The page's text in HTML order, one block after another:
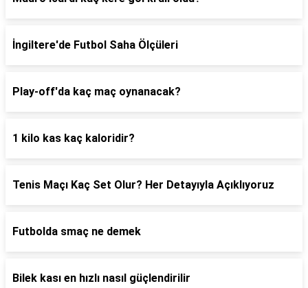
İngiltere'de Futbol Saha Ölçüleri
Play-off'da kaç maç oynanacak?
1 kilo kas kaç kaloridir?
Tenis Maçı Kaç Set Olur? Her Detayıyla Açıklıyoruz
Futbolda smaç ne demek
Bilek kası en hızlı nasıl güçlendirilir